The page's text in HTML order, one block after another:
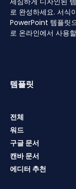
로 완성하세요. 서식
PowerPoint 템플릿
로 온라인에서 사용
템플릿
전체
워드
구글 문서
캔바 문서
에디터 추천